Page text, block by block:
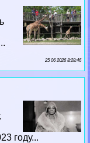
25 06 2026 8:28:46
году...